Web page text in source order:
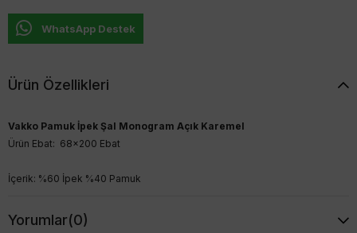
WhatsApp Destek
Ürün Özellikleri
Vakko Pamuk İpek Şal Monogram Açık Karemel
Ürün Ebat: 68x200 Ebat
İçerik: %60 İpek %40 Pamuk
Yorumlar(0)